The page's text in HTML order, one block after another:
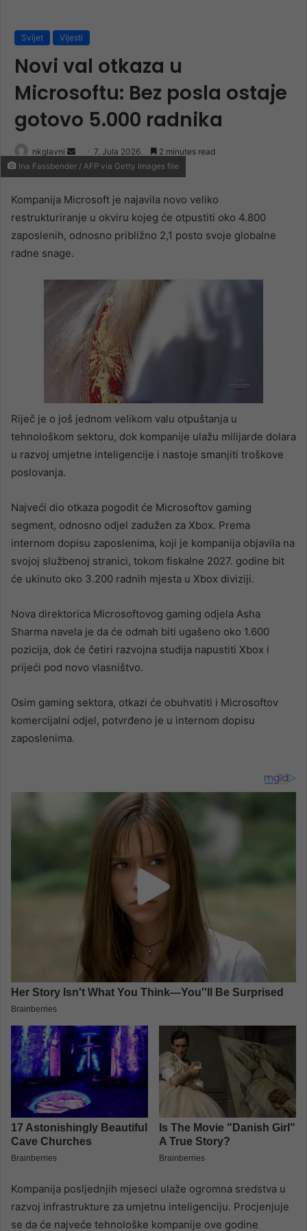
Svijet Vijesti
Novi val otkaza u
Microsoftu: Bez posla ostaje
gotovo 5.000 radnika
nkglavni
Send
an
7. Jula 2026. 2 minutes read
Ina Fassbender / AFP via Getty Images file
Kompanija Microsoft je najavila novo veliko
restrukturiranje u okviru kojeg će otpustiti oko 4.800
zaposlenih, odnosno približno 2,1 posto svoje globalne
radne snage.
Riječ je o još jednom velikom valu otpuštanja u
tehnološkom sektoru, dok kompanije ulažu milijarde dolara
u razvoj umjetne inteligencije i nastoje smanjiti troškove
poslovanja.
Najveći dio otkaza pogodit će Microsoftov gaming
segment, odnosno odjel zadužen za Xbox. Prema
internom dopisu zaposlenima, koji je kompanija objavila na
svojoj službenoj stranici, tokom fiskalne 2027. godine bit
će ukinuto oko 3.200 radnih mjesta u Xbox diviziji.
Nova direktorica Microsoftovog gaming odjela Asha
Sharma navela je da će odmah biti ugašeno oko 1.600
pozicija, dok će četiri razvojna studija napustiti Xbox i
prijeći pod novo vlasništvo.
Osim gaming sektora, otkazi će obuhvatiti i Microsoftov
komercijalni odjel, potvrđeno je u internom dopisu
zaposlenima.
Kompanija posljednjih mjeseci ulaže ogromna sredstva u
razvoj infrastrukture za umjetnu inteligenciju. Procjenjuje
se da će najveće tehnološke kompanije ove godine